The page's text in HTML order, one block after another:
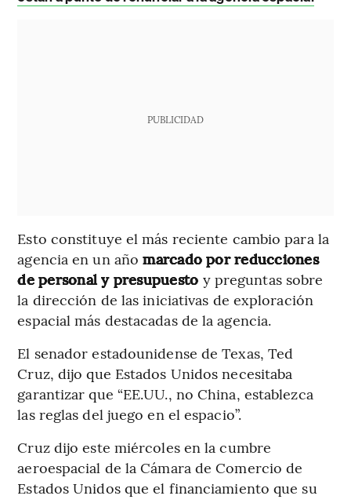
PUBLICIDAD
Esto constituye el más reciente cambio para la
agencia en un año marcado por reducciones
de personal y presupuesto y preguntas sobre
la dirección de las iniciativas de exploración
espacial más destacadas de la agencia.
El senador estadounidense de Texas, Ted
Cruz, dijo que Estados Unidos necesitaba
garantizar que “EE.UU., no China, establezca
las reglas del juego en el espacio”.
Cruz dijo este miércoles en la cumbre
aeroespacial de la Cámara de Comercio de
Estados Unidos que el financiamiento que su